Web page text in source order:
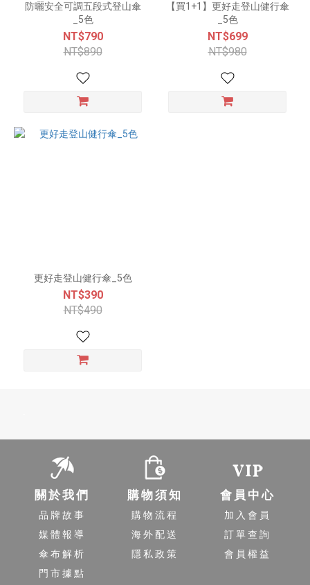
防曬安全可調五段式登山傘
_5色
NT$790
NT$890
【買1+1】更好走登山健行傘
_5色
NT$699
NT$980
更好走登山健行傘_5色
NT$390
NT$490
關於我們
品牌故事
媒體報導
傘布解析
門市據點
購物須知
購物流程
海外配送
隱私政策
會員中心
加入會員
訂單查詢
會員權益